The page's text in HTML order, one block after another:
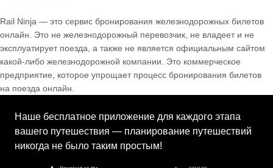
Rail Ninja — это сервис бронирования железнодорожных билетов
онлайн. Это не железнодорожный перевозчик, не владеет и не
эксплуатирует поезда, а также не является официальным сайтом
какой-либо железнодорожной компании. Это коммерческое
предприятие, которое упрощает процесс бронирования билетов
на поезда онлайн.
Наше бесплатное приложение для каждого этапа
вашего путешествия — планирование путешествий
никогда не было таким простым!